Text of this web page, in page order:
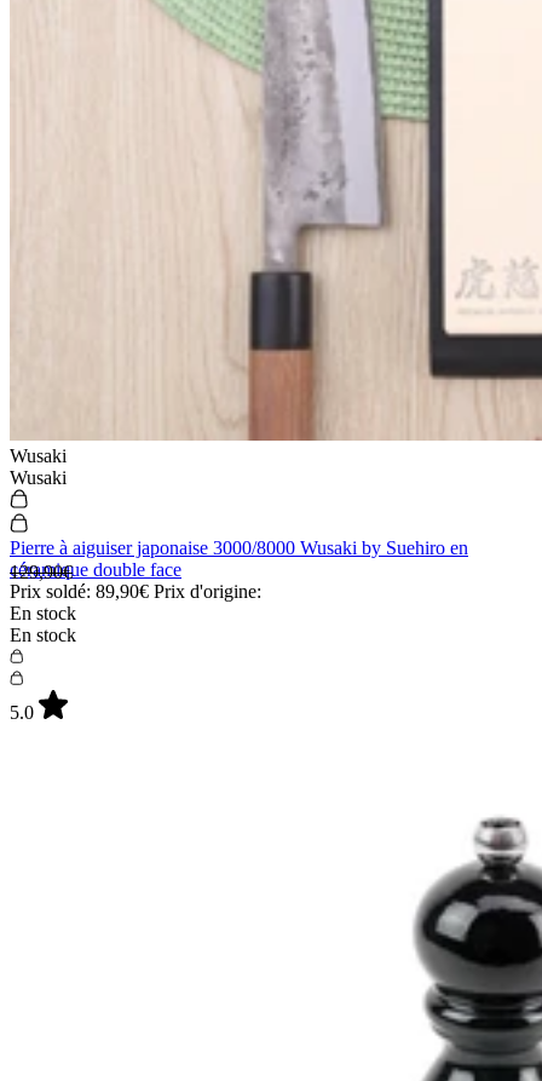
Wusaki
Wusaki
Pierre à aiguiser japonaise 3000/8000 Wusaki by Suehiro en
céramique double face
Prix soldé: 89,90€ Prix d'origine:
129,90€
En stock
En stock
5.0